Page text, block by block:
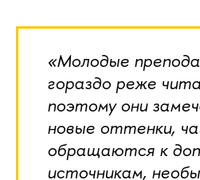
«Молодые
гораздо реже
поэтому они
новые оттенки,
обращаются к
источникам,